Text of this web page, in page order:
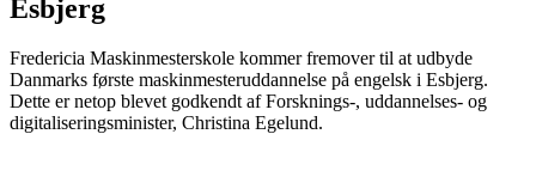
Esbjerg
Fredericia Maskinmesterskole kommer fremover til at udbyde
Danmarks første maskinmesteruddannelse på engelsk i Esbjerg.
Dette er netop blevet godkendt af Forsknings-, uddannelses- og
digitaliseringsminister, Christina Egelund.